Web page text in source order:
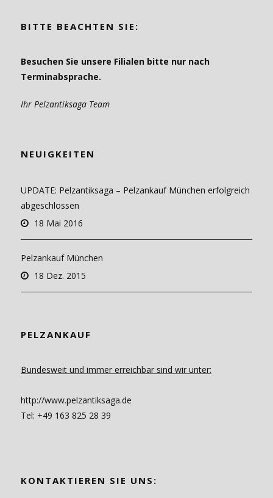
BITTE BEACHTEN SIE:
Besuchen Sie unsere Filialen bitte nur nach
Terminabsprache.
Ihr Pelzantiksaga Team
NEUIGKEITEN
UPDATE: Pelzantiksaga – Pelzankauf München erfolgreich
abgeschlossen
18 Mai 2016
Pelzankauf München
18 Dez. 2015
PELZANKAUF
Bundesweit und immer erreichbar sind wir unter:
http://www.pelzantiksaga.de
Tel: +49 163 825 28 39
KONTAKTIEREN SIE UNS: